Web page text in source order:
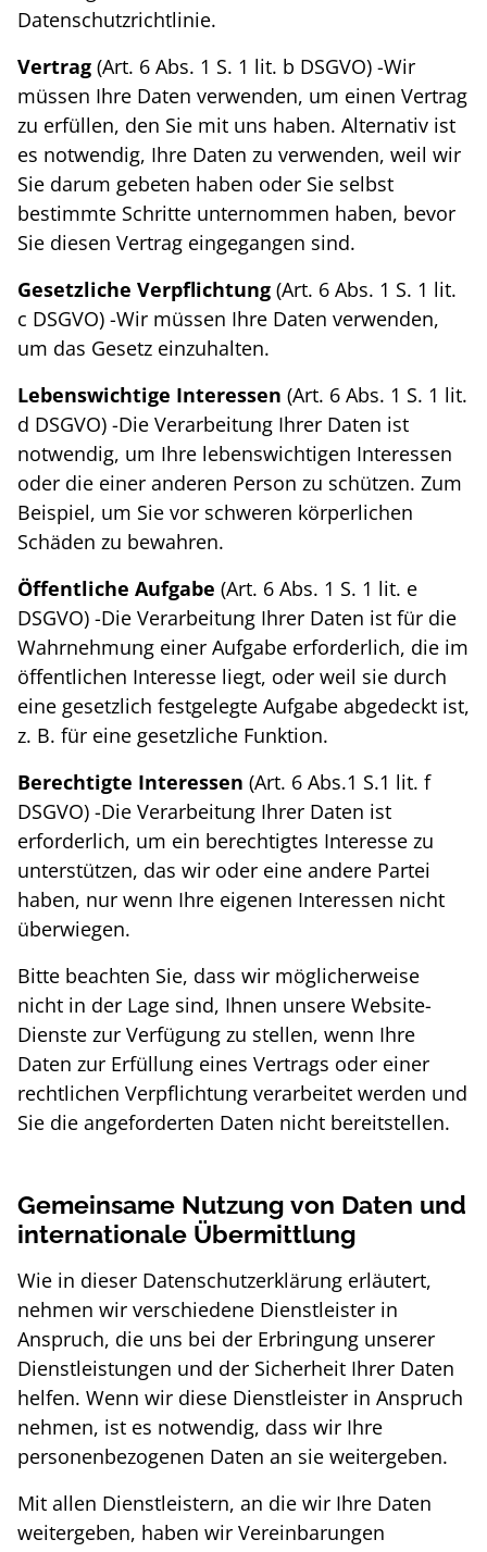
Datenschutzrichtlinie.
Vertrag (Art. 6 Abs. 1 S. 1 lit. b DSGVO) -Wir
müssen Ihre Daten verwenden, um einen Vertrag
zu erfüllen, den Sie mit uns haben. Alternativ ist
es notwendig, Ihre Daten zu verwenden, weil wir
Sie darum gebeten haben oder Sie selbst
bestimmte Schritte unternommen haben, bevor
Sie diesen Vertrag eingegangen sind.
Gesetzliche Verpflichtung (Art. 6 Abs. 1 S. 1 lit.
c DSGVO) -Wir müssen Ihre Daten verwenden,
um das Gesetz einzuhalten.
Lebenswichtige Interessen (Art. 6 Abs. 1 S. 1 lit.
d DSGVO) -Die Verarbeitung Ihrer Daten ist
notwendig, um Ihre lebenswichtigen Interessen
oder die einer anderen Person zu schützen. Zum
Beispiel, um Sie vor schweren körperlichen
Schäden zu bewahren.
Öffentliche Aufgabe (Art. 6 Abs. 1 S. 1 lit. e
DSGVO) -Die Verarbeitung Ihrer Daten ist für die
Wahrnehmung einer Aufgabe erforderlich, die im
öffentlichen Interesse liegt, oder weil sie durch
eine gesetzlich festgelegte Aufgabe abgedeckt ist,
z. B. für eine gesetzliche Funktion.
Berechtigte Interessen (Art. 6 Abs.1 S.1 lit. f
DSGVO) -Die Verarbeitung Ihrer Daten ist
erforderlich, um ein berechtigtes Interesse zu
unterstützen, das wir oder eine andere Partei
haben, nur wenn Ihre eigenen Interessen nicht
überwiegen.
Bitte beachten Sie, dass wir möglicherweise
nicht in der Lage sind, Ihnen unsere Website-
Dienste zur Verfügung zu stellen, wenn Ihre
Daten zur Erfüllung eines Vertrags oder einer
rechtlichen Verpflichtung verarbeitet werden und
Sie die angeforderten Daten nicht bereitstellen.
Gemeinsame Nutzung von Daten und
internationale Übermittlung
Wie in dieser Datenschutzerklärung erläutert,
nehmen wir verschiedene Dienstleister in
Anspruch, die uns bei der Erbringung unserer
Dienstleistungen und der Sicherheit Ihrer Daten
helfen. Wenn wir diese Dienstleister in Anspruch
nehmen, ist es notwendig, dass wir Ihre
personenbezogenen Daten an sie weitergeben.
Mit allen Dienstleistern, an die wir Ihre Daten
weitergeben, haben wir Vereinbarungen